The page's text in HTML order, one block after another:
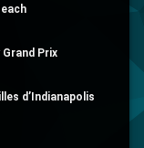
Prix
d’Indianapolis